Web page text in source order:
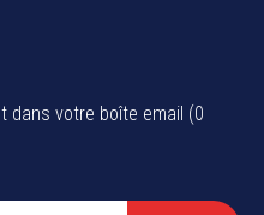
dans votre boîte email (0